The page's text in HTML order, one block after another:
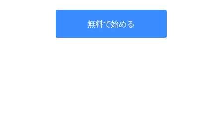
無料で始める